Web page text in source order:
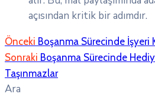
açısından kritik bir adımdır.
Önceki Boşanma Sürecinde İşyeri
Sonraki Boşanma Sürecinde
Taşınmazlar
Ara